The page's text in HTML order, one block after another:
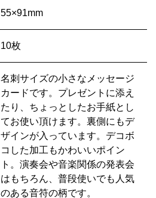
55×91mm
10枚
名刺サイズの小さなメッセージ
カードです。プレゼントに添え
たり、ちょっとしたお手紙とし
てお使い頂けます。裏側にもデ
ザインが入っています。デコボ
コした加工もかわいいポイン
ト。演奏会や音楽関係の発表会
はもちろん、普段使いでも人気
のある音符の柄です。